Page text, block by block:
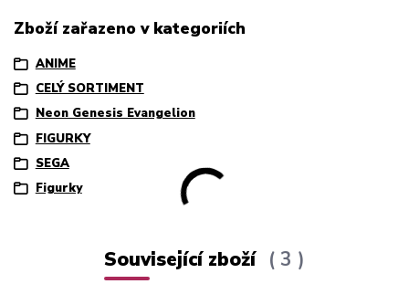
Zboží zařazeno v kategoriích
ANIME
CELÝ SORTIMENT
Neon Genesis Evangelion
FIGURKY
SEGA
Figurky
Související zboží 3